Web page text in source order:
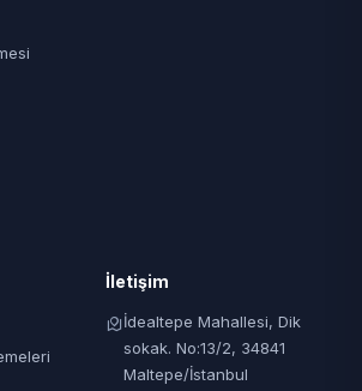
İletişim
İdealtepe Mahallesi, Dik
sokak. No:13/2, 34841
Maltepe/İstanbul